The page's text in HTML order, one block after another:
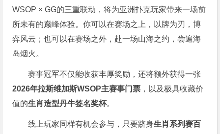
WSOP × GG的三重联动，将为亚洲扑克玩家带来一场前
所未有的巅峰体验。你可以在赛场之上，以牌为刃，博
弈风云；也可以在赛场之外，赴一场山海之约，尝遍海
岛烟火。
赛事冠军不仅能收获丰厚奖励，还将额外获得一张
2026年拉斯维加斯WSOP主赛事门票 ，以及极具收藏价
值的生肖造型丹牛签名奖杯。
线上玩家同样有机会参与，只要跻身生肖系列赛百